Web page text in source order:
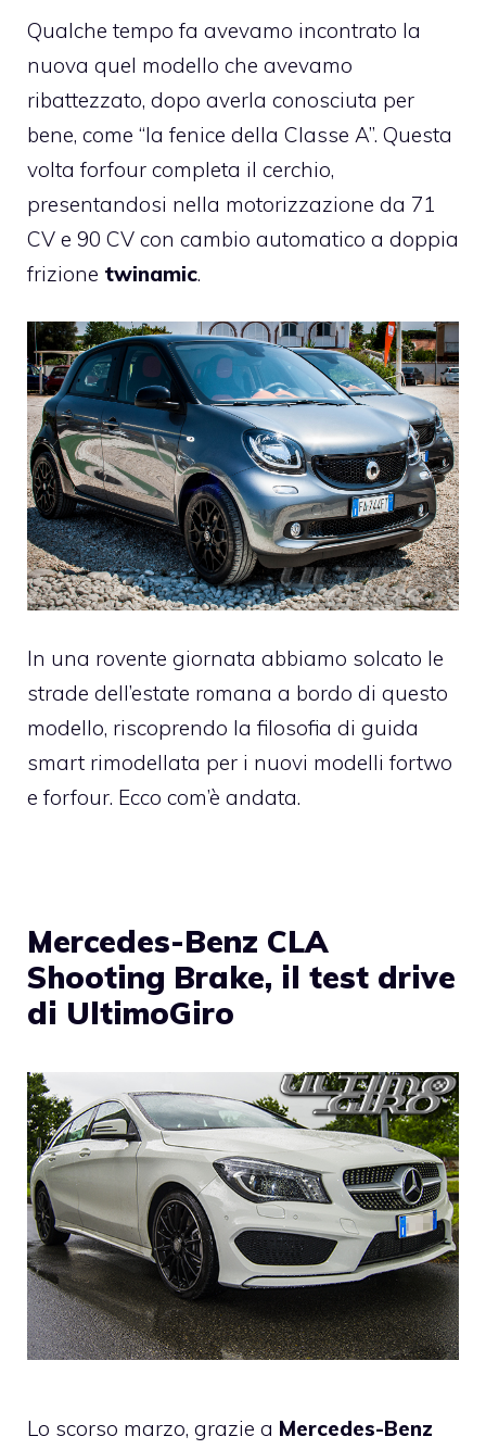
Qualche tempo fa avevamo incontrato la
nuova quel modello che avevamo
ribattezzato, dopo averla conosciuta per
bene, come “la fenice della Classe A”. Questa
volta forfour completa il cerchio,
presentandosi nella motorizzazione da 71
CV e 90 CV con cambio automatico a doppia
frizione twinamic.
In una rovente giornata abbiamo solcato le
strade dell’estate romana a bordo di questo
modello, riscoprendo la filosofia di guida
smart rimodellata per i nuovi modelli fortwo
e forfour. Ecco com’è andata.
Mercedes-Benz CLA
Shooting Brake, il test drive
di UltimoGiro
Lo scorso marzo, grazie a Mercedes-Benz